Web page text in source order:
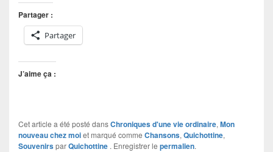
Partager :
Partager
J’aime ça :
Cet article a été posté dansChroniques d'une vie ordinaire, Mon
nouveau chez moiet marqué comme Chansons, Quichottine,
SouvenirsparQuichottine . Enregistrer le permalien.